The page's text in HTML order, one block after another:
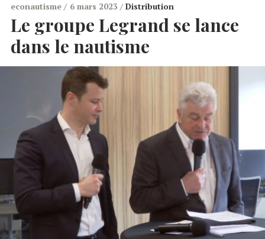
econautisme 6 mars 2023 Distribution
Le groupe Legrand se lance
dans le nautisme